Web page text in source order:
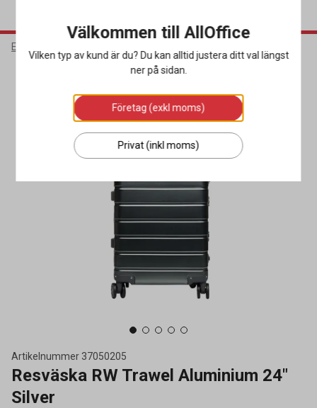
Elektronik
Artikelnummer 37050205
Resväska RW Trawel Aluminium 24"
Silver
Välkommen till AllOffice
Vilken typ av kund är du? Du kan alltid justera ditt val längst
ner på sidan.
Företag (exkl moms)
Privat (inkl moms)